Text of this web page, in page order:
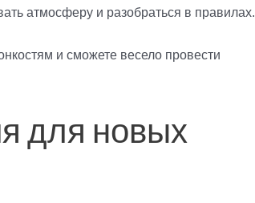
атмосферу и разобраться в правилах.
и сможете весело провести
для новых